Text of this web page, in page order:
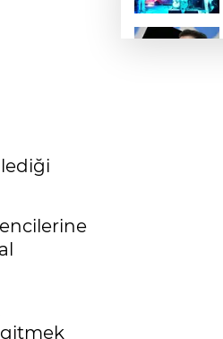
gitmek